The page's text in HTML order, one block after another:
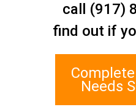
Sieć opieki społecznej Staten
1 Edgewater Plaza, Suite 700
W przypadku TTY należy
wybrać numer 711.
call (917)
find out if
Needs